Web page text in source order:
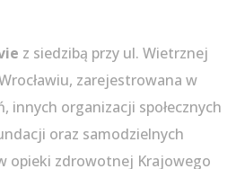
z siedzibą przy ul. Wietrznej
zarejestrowana w
innych organizacji społecznych
oraz samodzielnych
opieki zdrowotnej Krajowego